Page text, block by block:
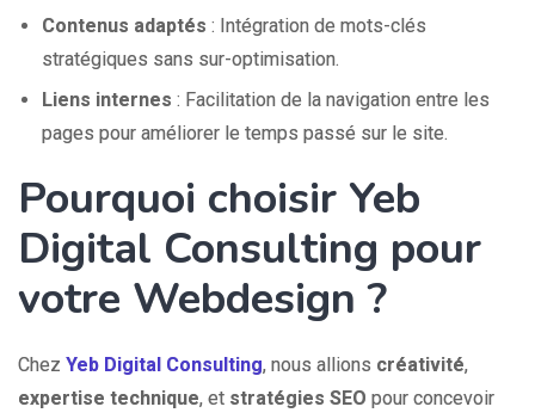
Contenus adaptés : Intégration de mots-clés
stratégiques sans sur-optimisation.
Liens internes : Facilitation de la navigation entre les
pages pour améliorer le temps passé sur le site.
Pourquoi choisir Yeb
Digital Consulting pour
votre Webdesign ?
Chez Yeb Digital Consulting, nous allions créativité,
expertise technique, et stratégies SEO pour concevoir